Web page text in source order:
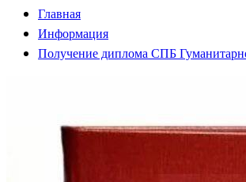
Главная
Информация
Получение диплома СПБ